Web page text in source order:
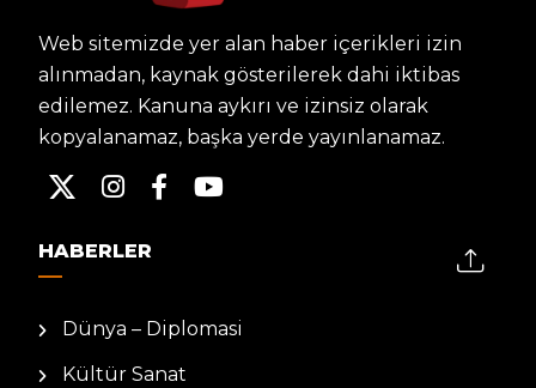
Web sitemizde yer alan haber içerikleri izin
alınmadan, kaynak gösterilerek dahi iktibas
edilemez. Kanuna aykırı ve izinsiz olarak
kopyalanamaz, başka yerde yayınlanamaz.
HABERLER
Dünya – Diplomasi
Kültür Sanat